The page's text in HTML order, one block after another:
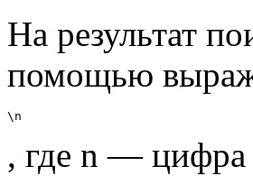
На результат
помощью
\n
, где n —